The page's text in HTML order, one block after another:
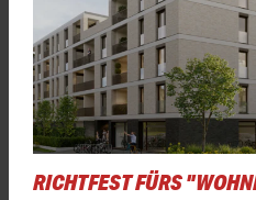
RICHTFEST FÜRS